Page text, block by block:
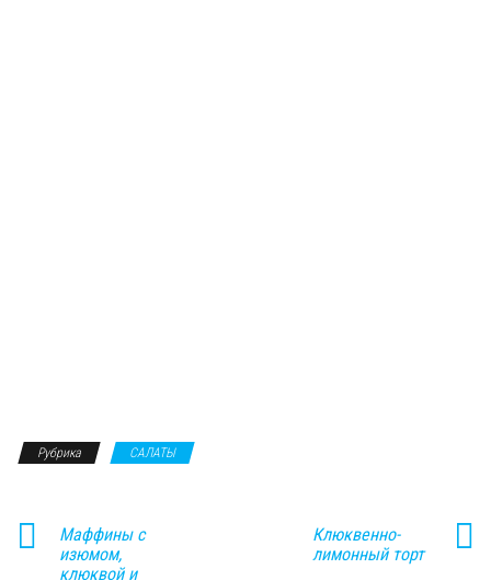
Рубрика САЛАТЫ
Маффины с
изюмом,
клюквой и
Клюквенно-
лимонный торт